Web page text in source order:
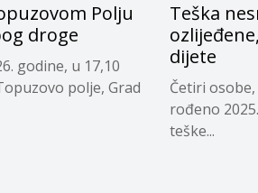
Polju
droge
godine, u 17,10
polje, Grad
Teška
dijete
Četiri
rođeno
teške...